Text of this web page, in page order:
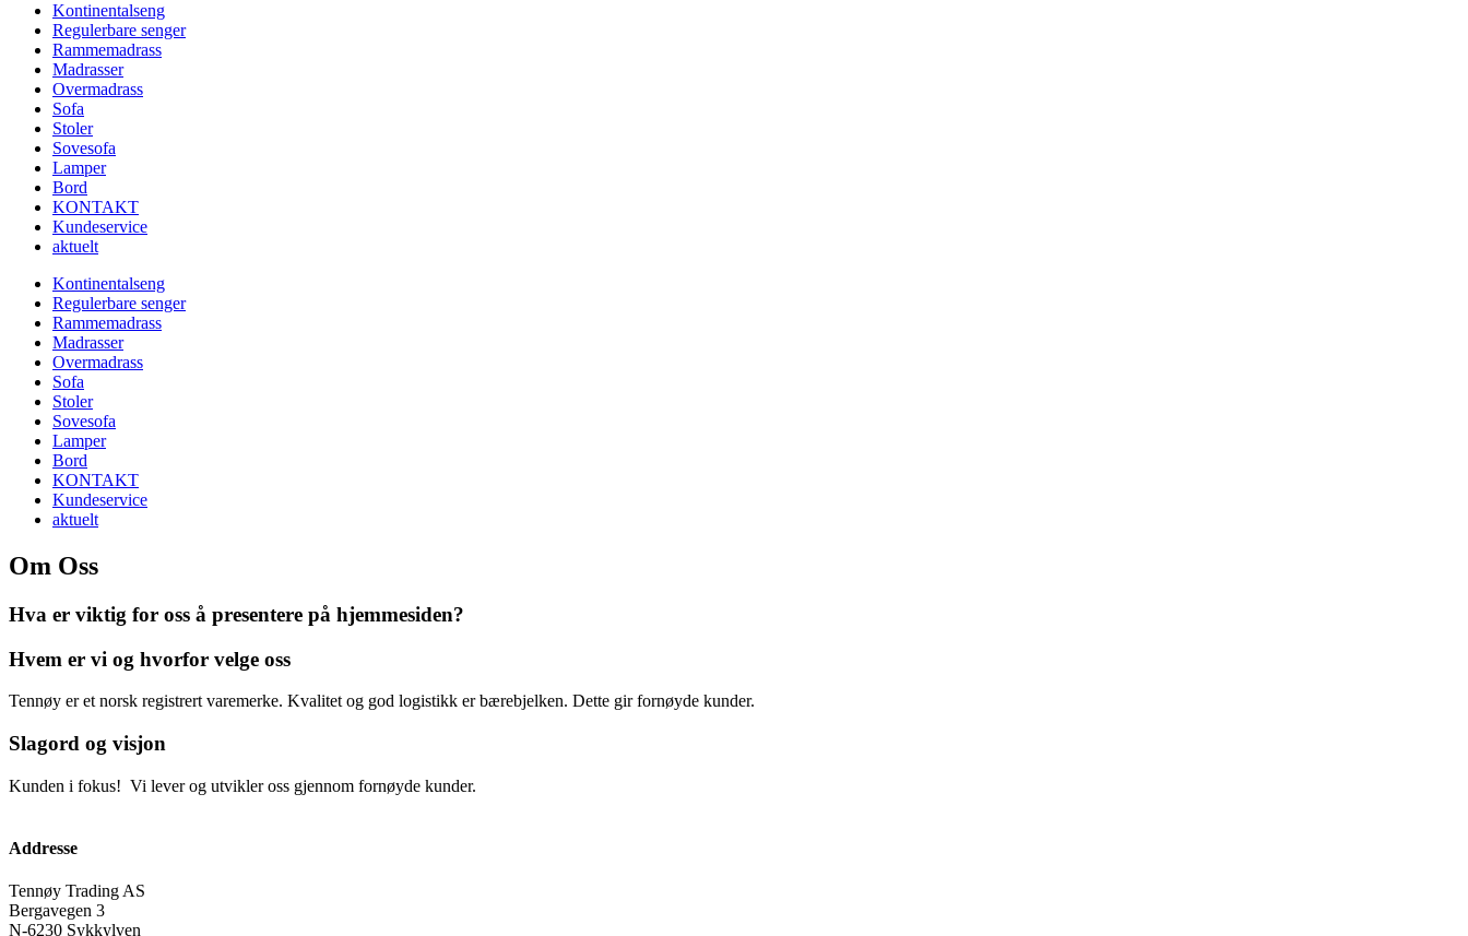
Kontinentalseng
Regulerbare senger
Rammemadrass
Madrasser
Overmadrass
Sofa
Stoler
Sovesofa
Lamper
Bord
KONTAKT
Kundeservice
aktuelt
Kontinentalseng
Regulerbare senger
Rammemadrass
Madrasser
Overmadrass
Sofa
Stoler
Sovesofa
Lamper
Bord
KONTAKT
Kundeservice
aktuelt
Om Oss
Hva er viktig for oss å presentere på hjemmesiden?
Hvem er vi og hvorfor velge oss
Tennøy er et norsk registrert varemerke. Kvalitet og god logistikk er bærebjelken. Dette gir fornøyde kunder.
Slagord og visjon
Kunden i fokus! Vi lever og utvikler oss gjennom fornøyde kunder.
Addresse
Tennøy Trading AS
Bergavegen 3
N-6230 Sykkylven